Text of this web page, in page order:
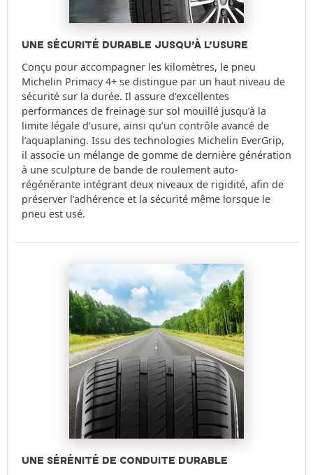
UNE SÉCURITÉ DURABLE JUSQU’À L’USURE
Conçu pour accompagner les kilomètres, le pneu
Michelin Primacy 4+ se distingue par un haut niveau de
sécurité sur la durée. Il assure d’excellentes
performances de freinage sur sol mouillé jusqu’à la
limite légale d’usure, ainsi qu’un contrôle avancé de
l’aquaplaning. Issu des technologies Michelin EverGrip,
il associe un mélange de gomme de dernière génération
à une sculpture de bande de roulement auto-
régénérante intégrant deux niveaux de rigidité, afin de
préserver l’adhérence et la sécurité même lorsque le
pneu est usé.
UNE SÉRÉNITÉ DE CONDUITE DURABLE